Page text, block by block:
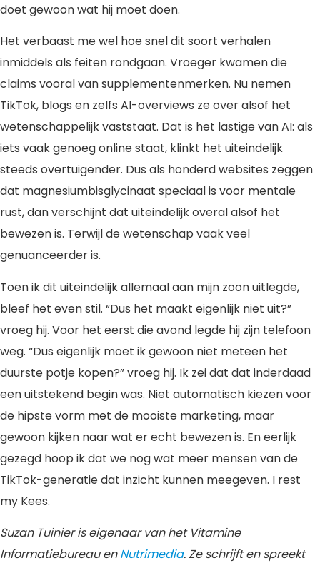
doet gewoon wat hij moet doen.
Het verbaast me wel hoe snel dit soort verhalen
inmiddels als feiten rondgaan. Vroeger kwamen die
claims vooral van supplementenmerken. Nu nemen
TikTok, blogs en zelfs AI-overviews ze over alsof het
wetenschappelijk vaststaat. Dat is het lastige van AI: als
iets vaak genoeg online staat, klinkt het uiteindelijk
steeds overtuigender. Dus als honderd websites zeggen
dat magnesiumbisglycinaat speciaal is voor mentale
rust, dan verschijnt dat uiteindelijk overal alsof het
bewezen is. Terwijl de wetenschap vaak veel
genuanceerder is.
Toen ik dit uiteindelijk allemaal aan mijn zoon uitlegde,
bleef het even stil. “Dus het maakt eigenlijk niet uit?”
vroeg hij. Voor het eerst die avond legde hij zijn telefoon
weg. “Dus eigenlijk moet ik gewoon niet meteen het
duurste potje kopen?” vroeg hij. Ik zei dat dat inderdaad
een uitstekend begin was. Niet automatisch kiezen voor
de hipste vorm met de mooiste marketing, maar
gewoon kijken naar wat er echt bewezen is. En eerlijk
gezegd hoop ik dat we nog wat meer mensen van de
TikTok-generatie dat inzicht kunnen meegeven. I rest
my Kees.
Suzan Tuinier is eigenaar van het Vitamine
Informatiebureau enNutrimedia. Ze schrijft en spreekt